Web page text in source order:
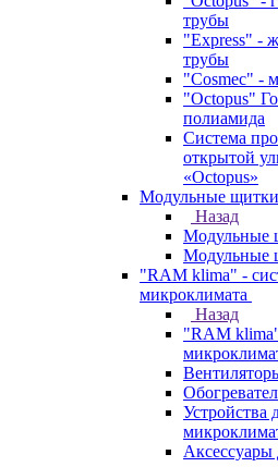
трубы
"Express" -
трубы
"Cosmec" -
"Octopus"
полиамида
Система
открытой
«Octopus»
Модульные щитки
Назад
Модульные
Модульные
"RAM klima" -
микроклимата
Назад
"RAM
Устройства
Аксессуары